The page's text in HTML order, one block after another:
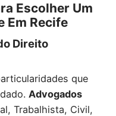
Escolher Um
Em Recife
Direito
que
Advogados
Trabalhista, Civil,